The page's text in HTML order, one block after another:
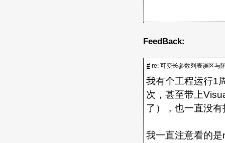
FeedBack:
# re: 可变长参数列表误区
我有个工程运行1
次，甚至带上
了），也一直没
我一直注意看的